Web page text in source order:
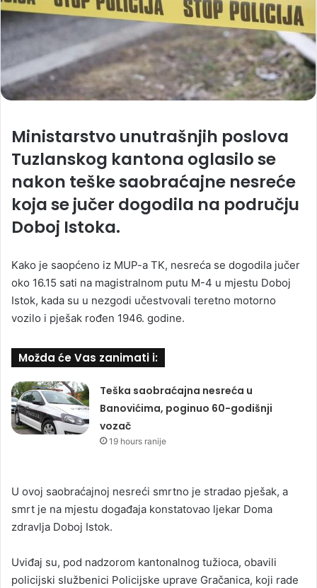
Ministarstvo unutrašnjih poslova
Tuzlanskog kantona oglasilo se
nakon teške saobraćajne nesreće
koja se jučer dogodila na području
Doboj Istoka.
Kako je saopćeno iz MUP-a TK, nesreća se dogodila jučer
oko 16.15 sati na magistralnom putu M-4 u mjestu Doboj
Istok, kada su u nezgodi učestvovali teretno motorno
vozilo i pješak rođen 1946. godine.
Možda će Vas zanimati i:
Teška saobraćajna nesreća u
Banovićima, poginuo 60-godišnji
vozač
19 hours ranije
U ovoj saobraćajnoj nesreći smrtno je stradao pješak, a
smrt je na mjestu događaja konstatovao ljekar Doma
zdravlja Doboj Istok.
Uviđaj su, pod nadzorom kantonalnog tužioca, obavili
policijski službenici Policijske uprave Gračanica, koji rade